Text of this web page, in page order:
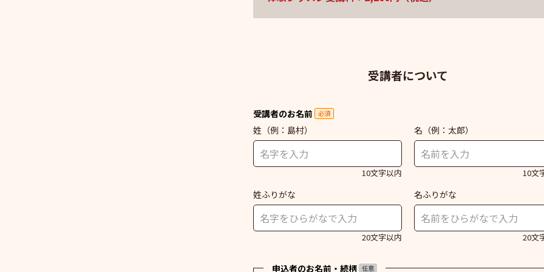
受講者について
受講者のお名前 必須
姓 （例：島村）
10文字以内
名 （例：太郎）
10文
姓ふりがな
20文字以内
名ふりがな
20文
申込者のお名前・続柄 任意